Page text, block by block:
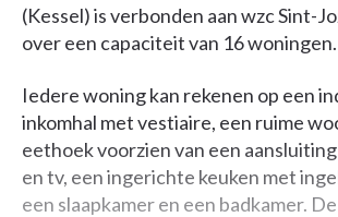
(Kessel) is verbonden aan wzc Sint-
over een capaciteit van 16 woningen.
Iedere woning kan rekenen op een
inkomhal met vestiaire, een ruime
eethoek voorzien van een
en tv, een ingerichte keuken met
een slaapkamer en een badkamer.